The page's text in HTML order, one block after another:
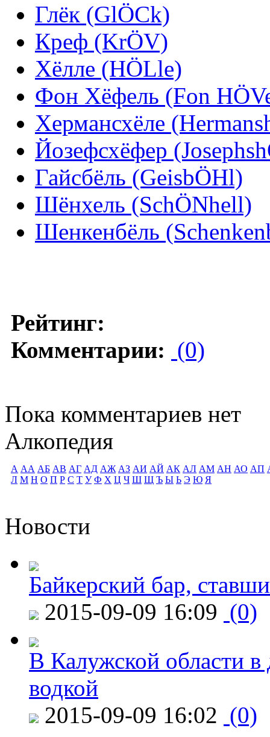
Глёк (GlÖCk)
Креф (KrÖV)
Хёлле (HÖLle)
Фон Хёфель (Fon
Хермансхёле
Йозефсхёфер
Гайсбёль (GeisbÖHl)
Шёнхель (SchÖNhell)
Шенкенбёль
Рейтинг:
Комментарии: (0)
Пока комментариев нет
Алкопедия
А АА АБ АВ АГ АД АЖ АЗ АИ АЙ АК АЛ АМ АН АО АП
Л М Н О П Р С Т У Ф Х Ц Ч Ш Щ Ъ Ы Ь Э Ю Я
Новости
Байкерский бар,
2015-09-09 16:09 (0)
В Калужской области в
водкой
2015-09-09 16:02 (0)